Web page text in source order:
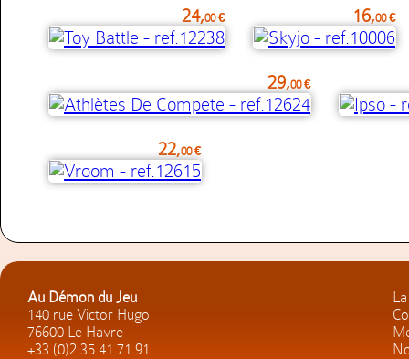
24,00 € 16,00 €
29,00 €
22,00 €
Au Démon du Jeu
140 rue Victor Hugo
76600 Le Havre
+33.(0)2.35.41.71.91